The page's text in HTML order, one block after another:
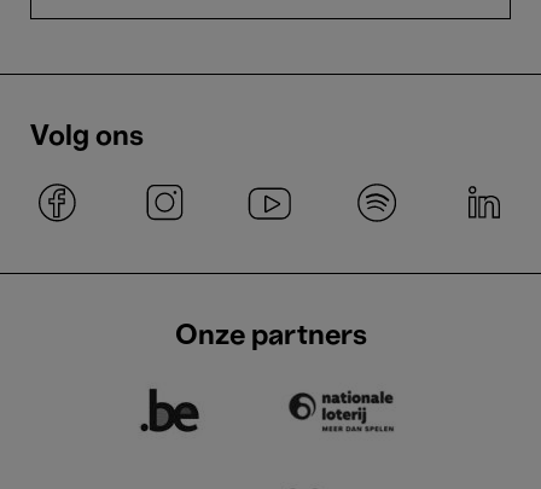
Volg ons
Onze partners